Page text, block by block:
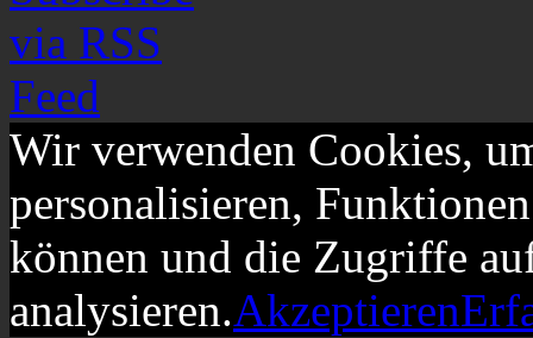
Wir verwenden Cookies,
personalisieren,
können und die Zugriffe
analysieren.Akzeptieren